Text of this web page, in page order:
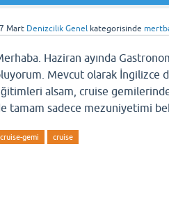
Mart Denizcilik Genel kategorisinde
Haziran ayında
Mevcut olarak İngilizce
alsam, cruise
tamam sadece mezuniyetimi
cruise-gemi cruise